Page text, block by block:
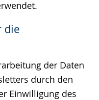
die
der Daten
durch den
Einwilligung des